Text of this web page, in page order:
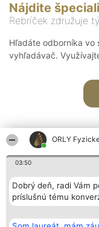
ORLY
03:50
Dobrý deň, radi Vám
príslušnú tému
Nájdite
Rebríček združuje
Hľadáte odborníka vo
vyhľadávač.
Organizátor hodnotenia
Bright Side Solutions sp. z o.
o. sp. k.
Wrocław 50-079